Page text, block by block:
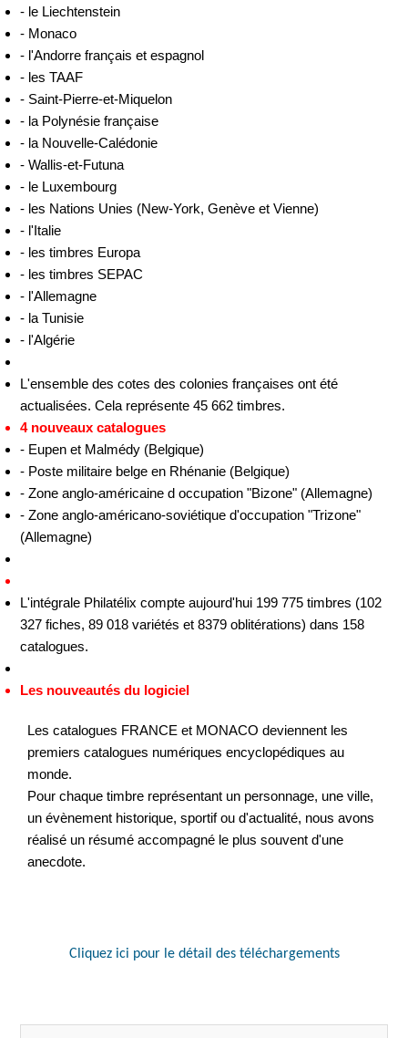
- le Liechtenstein
- Monaco
- l'Andorre français et espagnol
- les TAAF
- Saint-Pierre-et-Miquelon
- la Polynésie française
- la Nouvelle-Calédonie
- Wallis-et-Futuna
- le Luxembourg
- les Nations Unies (New-York, Genève et Vienne)
- l'Italie
- les timbres Europa
- les timbres SEPAC
- l'Allemagne
- la Tunisie
- l'Algérie
L'ensemble des cotes des colonies françaises ont été
actualisées. Cela représente 45 662 timbres.
4 nouveaux catalogues
- Eupen et Malmédy (Belgique)
- Poste militaire belge en Rhénanie (Belgique)
- Zone anglo-américaine d occupation "Bizone" (Allemagne)
- Zone anglo-américano-soviétique d'occupation "Trizone"
(Allemagne)
L'intégrale Philatélix compte aujourd'hui 199 775 timbres (102
327 fiches, 89 018 variétés et 8379 oblitérations) dans 158
catalogues.
Les nouveautés du logiciel
Les catalogues FRANCE et MONACO deviennent les
premiers catalogues numériques encyclopédiques au
monde.
Pour chaque timbre représentant un personnage, une ville,
un évènement historique, sportif ou d'actualité, nous avons
réalisé un résumé accompagné le plus souvent d'une
anecdote.
Cliquez ici pour le détail des téléchargements